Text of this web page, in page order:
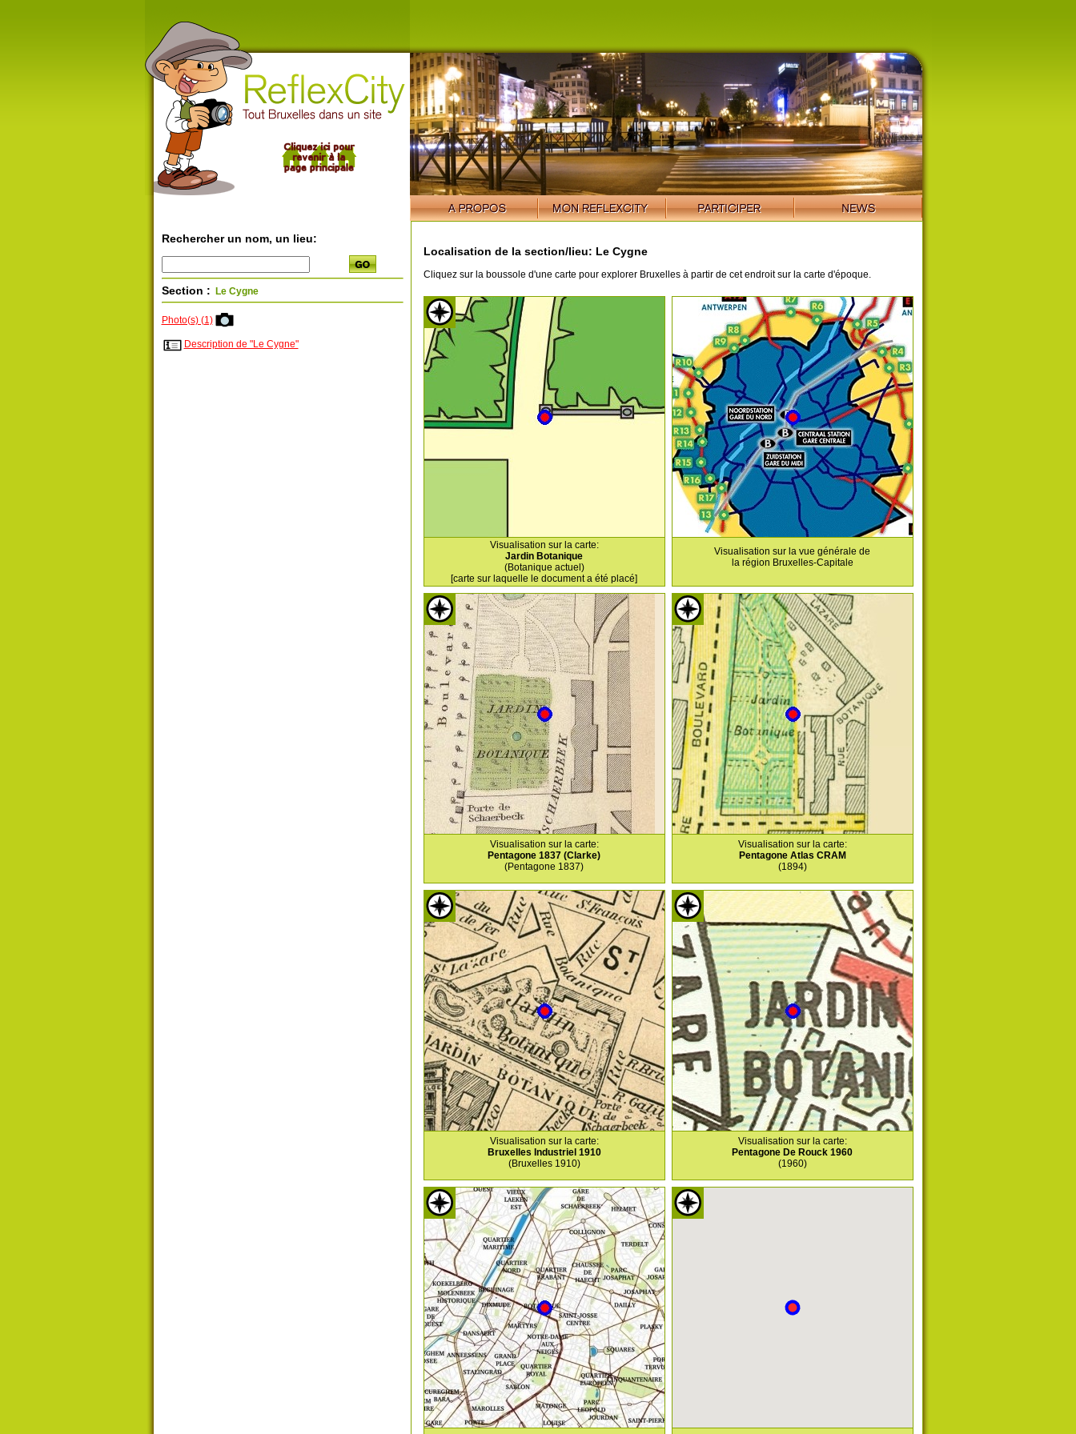
Rechercher un nom, un lieu:
Section : Le Cygne
Photo(s) (1)
Description de "Le Cygne"
Localisation de la section/lieu: Le Cygne
Cliquez sur la boussole d'une carte pour explorer Bruxelles à partir de cet endroit sur la carte d'époque.
Visualisation sur la carte:
Jardin Botanique
(Botanique actuel)
[carte sur laquelle le document a été placé]
Visualisation sur la vue générale de
la région Bruxelles-Capitale
Visualisation sur la carte:
Pentagone 1837 (Clarke)
(Pentagone 1837)
Visualisation sur la carte:
Pentagone Atlas CRAM
(1894)
Visualisation sur la carte:
Bruxelles Industriel 1910
(Bruxelles 1910)
Visualisation sur la carte:
Pentagone De Rouck 1960
(1960)